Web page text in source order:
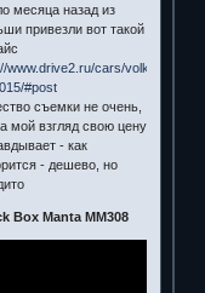
месяца назад из
привезли вот такой
www.drive2.ru/cars/volkswagen/
#post
съемки не очень,
мой взгляд свою цену
- как
- дешево, но
Box Manta MM308